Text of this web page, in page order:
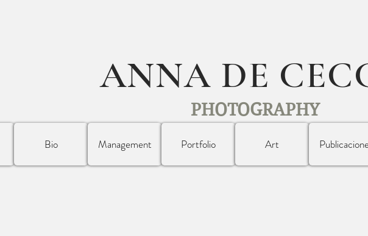
ANNA DE
PHOTOGRAPHY
Bio Management Portfolio Art